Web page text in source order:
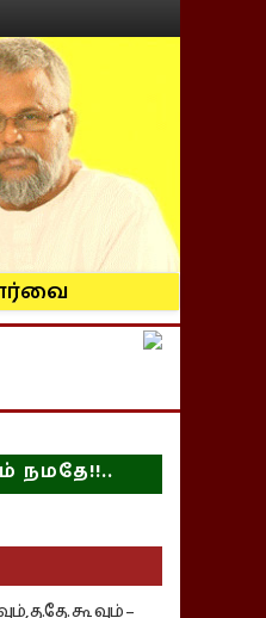
நமதே!!..
த.தே. கூ வும் –